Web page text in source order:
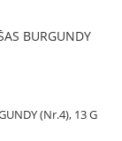
(Nr.4), 13 G